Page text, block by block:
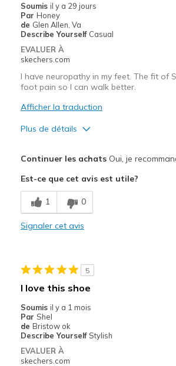
Going Out
Sizing
Feels true to size
Soumis il y a 29 jours
Par Honey
de Glen Allen, Va
Describe Yourself Casual
EVALUER À
skechers.com
I have neuropathy in my feet. The fit of
foot pain so I can walk better.
Afficher la traduction
Plus de détails
Comfortable
Les meilleures utilisations
Casual Wear
Sizing
Feels true to size
View On Shoes
Continuer les achatsOui, je
Est-ce que cet avis est utile?
1 0
Signaler cet avis
5
I love this shoe
Soumis il y a 1 mois
Par Shel
de Bristow ok
Describe Yourself Stylish
EVALUER À
skechers.com